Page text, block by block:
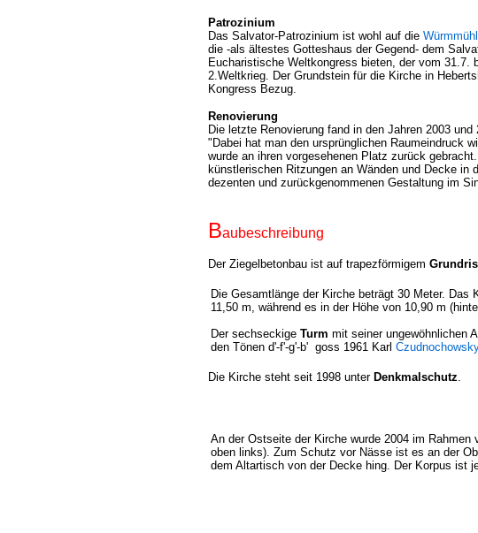
Patrozinium
Das Salvator-Patrozinium ist wohl auf die
die -als ältestes Gotteshaus der Gegend- dem
Eucharistische Weltkongress bieten, der vom
2.Weltkrieg. Der Grundstein für die Kirche in
Kongress Bezug.
Renovierung
Die letzte Renovierung fand in den Jahren 2003
"Dabei hat man den ursprünglichen Raumeindruck
wurde an ihren vorgesehenen Platz zurück
künstlerischen Ritzungen an Wänden und Decke in
dezenten und zurückgenommenen Gestaltung im
Baubeschreibung
Der Ziegelbetonbau ist auf trapezförmigem
Die Gesamtlänge der Kirche beträgt 30 Meter.
11,50 m, während es in der Höhe von 10,90 m
Der sechseckige Turm mit seiner ungewöhnlichen
den Tönen d'-f'-g'-b' goss 1961 Karl
Die Kirche steht seit 1998 unter Denkmalschutz.
An der Ostseite der Kirche wurde 2004 im
oben links). Zum Schutz vor Nässe ist es an der
dem Altartisch von der Decke hing. Der Korpus ist